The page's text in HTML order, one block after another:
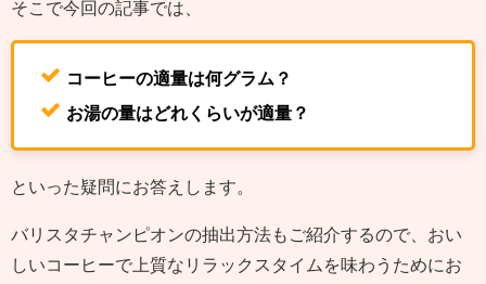
そこで今回の記事では、
コーヒーの適量は何グラム？
お湯の量はどれくらいが適量？
といった疑問にお答えします。
バリスタチャンピオンの抽出方法もご紹介するので、おい
しいコーヒーで上質なリラックスタイムを味わうためにお